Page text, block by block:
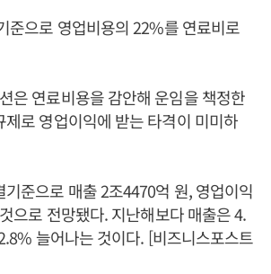
준으로 영업비용의 22%를 연료비로
은 연료비용을 감안해 운임을 책정한
제로 영업이익에 받는 타격이 미미하
준으로 매출 2조4470억 원, 영업이익
으로 전망됐다. 지난해보다 매출은 4.
늘어나는 것이다. [비즈니스포스트